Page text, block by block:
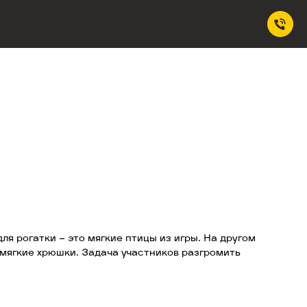
рогатки — это мягкие птицы из игры. На другом
хрюшки. Задача участников разгромить